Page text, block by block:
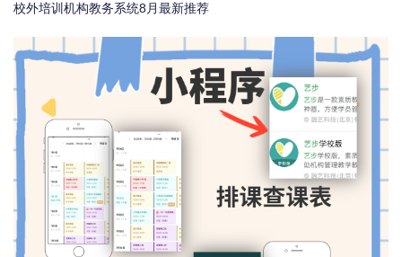
校外培训机构教务系统8月最新推荐